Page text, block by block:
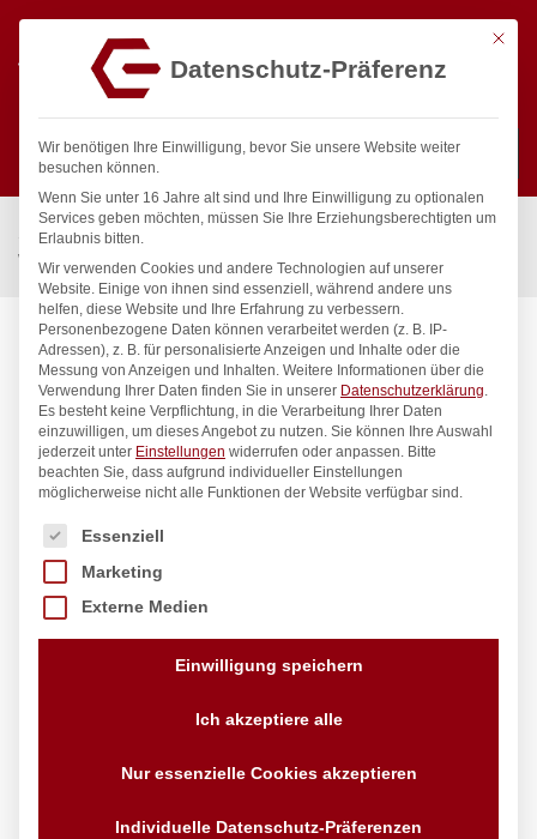
Suchen
Start / Gastronomiebedarf & Gastro Geräte für Profis
Wassertechnik
Wandbatterie lexar Wandbatterie 1/2″
Mit
Datenschutz-Präferenz
Wir benötigen Ihre Einwilligung, bevor Sie unsere Website weiter
besuchen können.
Wenn Sie unter 16 Jahre alt sind und Ihre Einwilligung zu optionalen
Services geben möchten, müssen Sie Ihre Erziehungsberechtigten um
Erlaubnis bitten.
Wir verwenden Cookies und andere Technologien auf unserer
Website. Einige von ihnen sind essenziell, während andere uns
helfen, diese Website und Ihre Erfahrung zu verbessern.
Personenbezogene Daten können verarbeitet werden (z. B. IP-
Adressen), z. B. für personalisierte Anzeigen und Inhalte oder die
Messung von Anzeigen und Inhalten. Weitere Informationen über die
Verwendung Ihrer Daten finden Sie in unserer Datenschutzerklärung.
Es besteht keine Verpflichtung, in die Verarbeitung Ihrer Daten
einzuwilligen, um dieses Angebot zu nutzen. Sie können Ihre Auswahl
jederzeit unter Einstellungen widerrufen oder anpassen. Bitte
beachten Sie, dass aufgrund individueller Einstellungen
möglicherweise nicht alle Funktionen der Website verfügbar sind.
Es folgt eine Liste der Service-Gruppen, für die eine
Essenziell
Marketing
Externe Medien
Einwilligung speichern
Ich akzeptiere alle
Nur essenzielle Cookies akzeptieren
Individuelle Datenschutz-Präferenzen